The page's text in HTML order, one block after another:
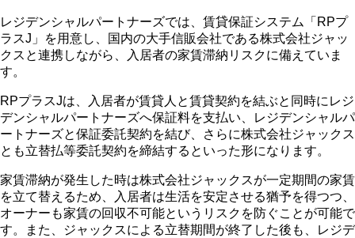
レジデンシャルパートナーズでは、賃貸保証システム「RPプ
ラスJ」を用意し、国内の大手信販会社である株式会社ジャッ
クスと連携しながら、入居者の家賃滞納リスクに備えていま
す。
RPプラスJは、入居者が賃貸人と賃貸契約を結ぶと同時にレジ
デンシャルパートナーズへ保証料を支払い、レジデンシャルパ
ートナーズと保証委託契約を結び、さらに株式会社ジャックス
とも立替払等委託契約を締結するといった形になります。
家賃滞納が発生した時は株式会社ジャックスが一定期間の家賃
を立て替えるため、入居者は生活を安定させる猶予を得つつ、
オーナーも家賃の回収不可能というリスクを防ぐことが可能で
す。また、ジャックスによる立替期間が終了した後も、レジデ